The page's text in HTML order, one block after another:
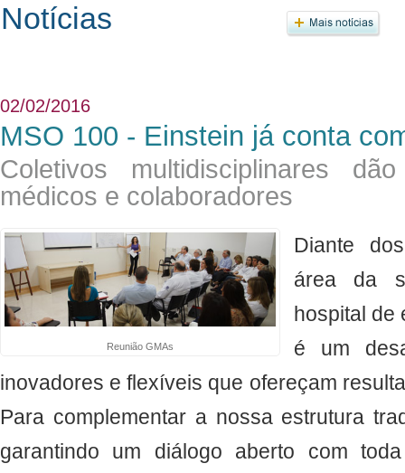
02/02/2016
MSO 100 - Einstein já conta
Coletivos multidisciplinares
médicos e colaboradores
Reunião GMAs
Diante
área da
hospital de
é um
inovadores e flexíveis que ofereçam
Para complementar a nossa estrutura
garantindo um diálogo aberto com